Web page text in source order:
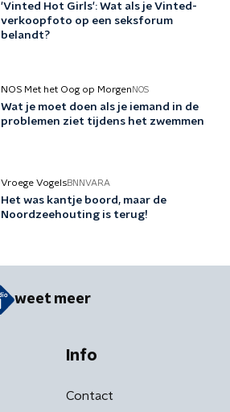
'Vinted Hot Girls': Wat als je Vinted-
verkoopfoto op een seksforum
belandt?
NOS Met het Oog op Morgen NOS
Wat je moet doen als je iemand in de
problemen ziet tijdens het zwemmen
Vroege VogelsBNNVARA
Het was kantje boord, maar de
Noordzeehouting is terug!
weet meer
Info
Contact